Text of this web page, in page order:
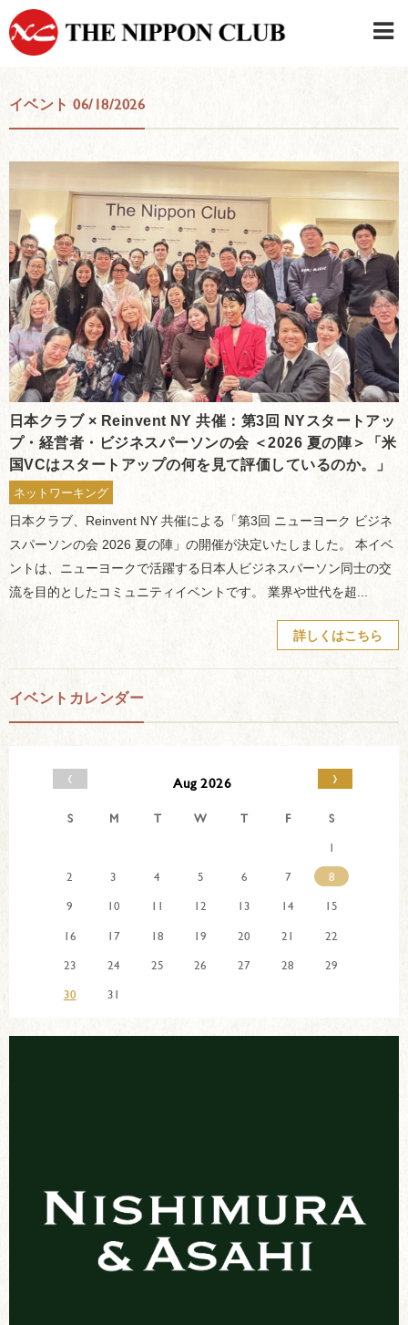
イベント 06/18/2026
日本クラブ × Reinvent NY 共催：第3回 NYスタートアッ
プ・経営者・ビジネスパーソンの会 ＜2026 夏の陣＞「米
国VCはスタートアップの何を見て評価しているのか。」
ネットワーキング
日本クラブ、Reinvent NY 共催による「第3回 ニューヨーク ビジネ
スパーソンの会 2026 夏の陣」の開催が決定いたしました。 本イベ
ントは、ニューヨークで活躍する日本人ビジネスパーソン同士の交
流を目的としたコミュニティイベントです。 業界や世代を超...
詳しくはこちら
イベントカレンダー
‹ Aug 2026 ›
S M T W T F
S
1
2
3 4 5 6 7
8
9
10 11 12 13 14
15
16
17 18 19 20 21
22
23
24 25 26 27 28
29
30
31
JAPANESE
日本クラブメンバーログイン
連絡先・駐車場
はじめてご利用の方はこちら
›